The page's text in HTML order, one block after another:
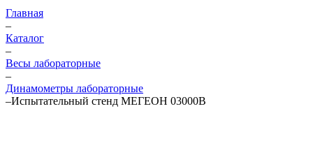
Главная
–
Каталог
–
Весы лабораторные
–
Динамометры лабораторные
–Испытательный стенд МЕГЕОН 03000B